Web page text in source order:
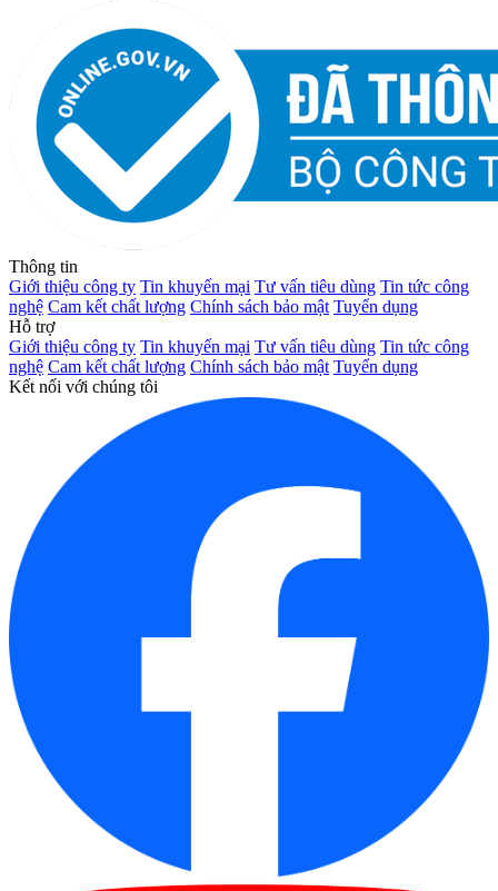
Thông tin
Giới thiệu công ty Tin khuyến mại Tư vấn tiêu dùng Tin tức công
nghệ Cam kết chất lượng Chính sách bảo mật Tuyển dụng
Hỗ trợ
Giới thiệu công ty Tin khuyến mại Tư vấn tiêu dùng Tin tức công
nghệ Cam kết chất lượng Chính sách bảo mật Tuyển dụng
Kết nối với chúng tôi